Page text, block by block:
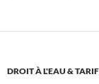
DROIT À L'EAU &